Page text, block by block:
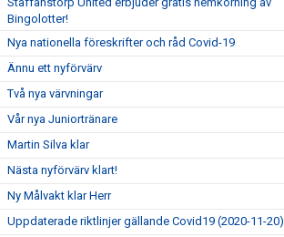
Bingolotter!
Nya nationella föreskrifter och råd Covid-19
Ännu ett nyförvärv
Två nya värvningar
Vår nya Juniortränare
Martin Silva klar
Nästa nyförvärv klart!
Ny Målvakt klar Herr
Uppdaterade riktlinjer gällande Covid19 (2020-11-20)